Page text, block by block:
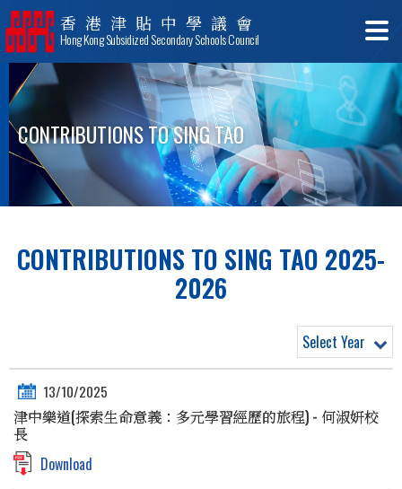
香港津貼中學議會
Hong Kong Subsidized Secondary Schools Council
CONTRIBUTIONS TO SING TAO
CONTRIBUTIONS TO SING TAO 2025-
2026
Select Year
13/10/2025
津中樂道(探索生命意義：多元學習經歷的旅程) - 何淑妍校
長
Download